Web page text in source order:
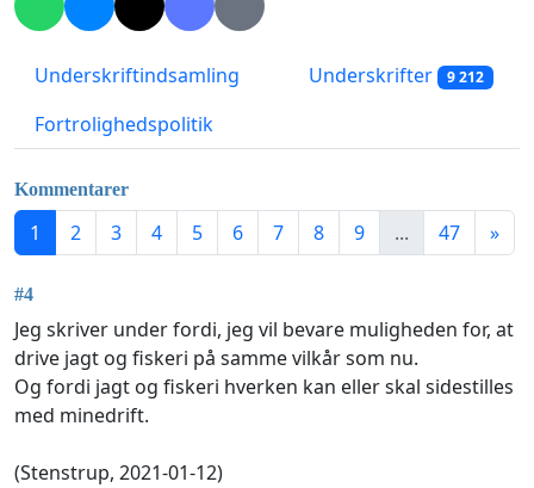
Underskriftindsamling Underskrifter 9 212
Fortrolighedspolitik
Kommentarer
1 2 3 4 5 6 7 8 9 ... 47 »
#4
Jeg skriver under fordi, jeg vil bevare muligheden for, at
drive jagt og fiskeri på samme vilkår som nu.
Og fordi jagt og fiskeri hverken kan eller skal sidestilles
med minedrift.
(Stenstrup, 2021-01-12)